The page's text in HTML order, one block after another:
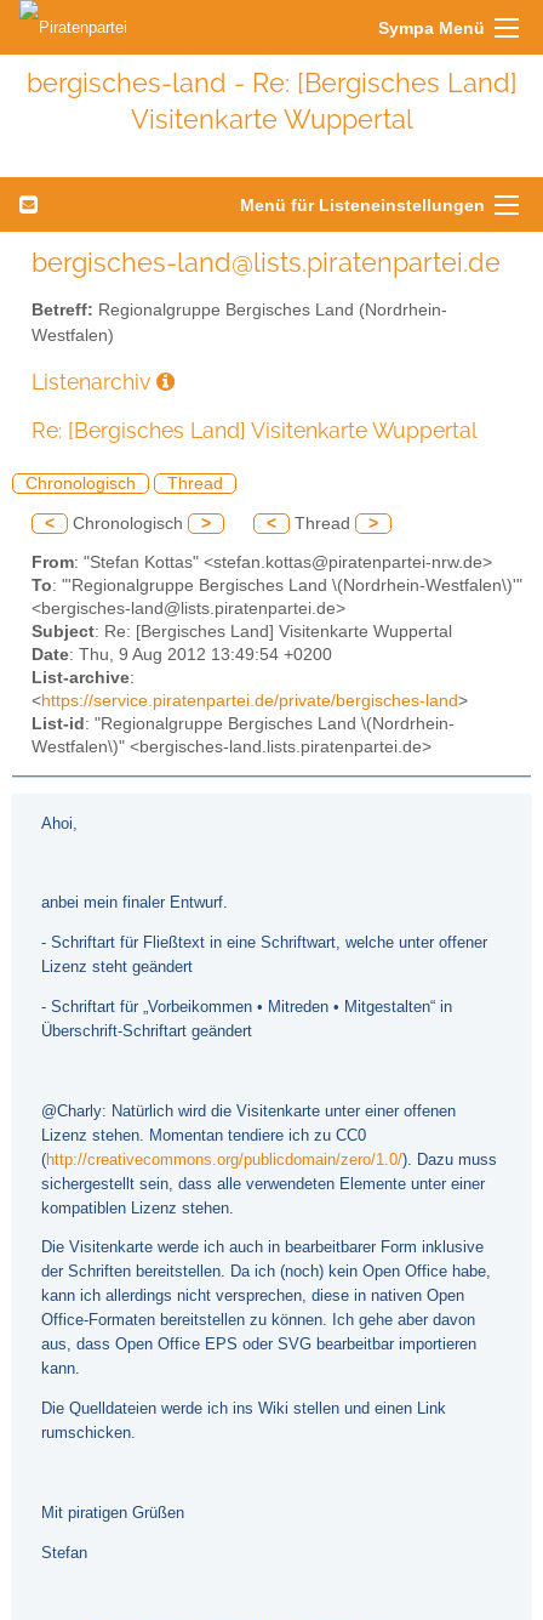
Sympa Menü
bergisches-land - Re: [Bergisches Land]
Visitenkarte Wuppertal
Menü für Listeneinstellungen
bergisches-land@lists.piratenpartei.de
Betreff: Regionalgruppe Bergisches Land (Nordrhein-
Westfalen)
Listenarchiv
Re: [Bergisches Land] Visitenkarte Wuppertal
Chronologisch Thread
< Chronologisch > < Thread >
From: "Stefan Kottas" <stefan.kottas@piratenpartei-nrw.de>
To: "'Regionalgruppe Bergisches Land \(Nordrhein-Westfalen\)'"
<bergisches-land@lists.piratenpartei.de>
Subject: Re: [Bergisches Land] Visitenkarte Wuppertal
Date: Thu, 9 Aug 2012 13:49:54 +0200
List-archive:
<https://service.piratenpartei.de/private/bergisches-land>
List-id : "Regionalgruppe Bergisches Land \(Nordrhein-
Westfalen\)" <bergisches-land.lists.piratenpartei.de>
Ahoi,
anbei mein finaler Entwurf.
- Schriftart für Fließtext in eine Schriftwart, welche unter offener
Lizenz steht geändert
- Schriftart für „Vorbeikommen • Mitreden • Mitgestalten“ in
Überschrift-Schriftart geändert
@Charly: Natürlich wird die Visitenkarte unter einer offenen
Lizenz stehen. Momentan tendiere ich zu CC0
(http://creativecommons.org/publicdomain/zero/1.0/). Dazu muss
sichergestellt sein, dass alle verwendeten Elemente unter einer
kompatiblen Lizenz stehen.
Die Visitenkarte werde ich auch in bearbeitbarer Form inklusive
der Schriften bereitstellen. Da ich (noch) kein Open Office habe,
kann ich allerdings nicht versprechen, diese in nativen Open
Office-Formaten bereitstellen zu können. Ich gehe aber davon
aus, dass Open Office EPS oder SVG bearbeitbar importieren
kann.
Die Quelldateien werde ich ins Wiki stellen und einen Link
rumschicken.
Mit piratigen Grüßen
Stefan